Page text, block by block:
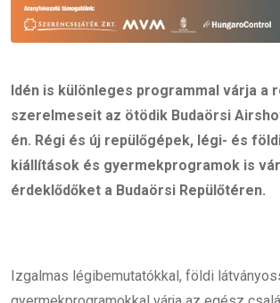
Idén is különleges programmal várja a
szerelmeseit az ötödik Budaörsi
én. Régi és új repülőgépek, légi- és
kiállítások és gyermekprogramok is
érdeklődőket a Budaörsi Repülőtéren.
Izgalmas légibemutatókkal, földi